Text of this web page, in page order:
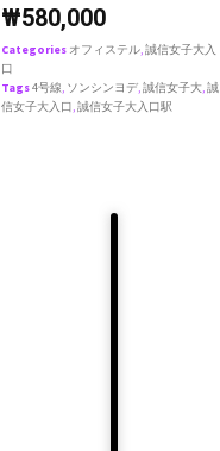
₩580,000
Categories オフィステル,誠信女子大入
口
Tags4号線, ソンシンヨデ,誠信女子大,誠
信女子大入口,誠信女子大入口駅